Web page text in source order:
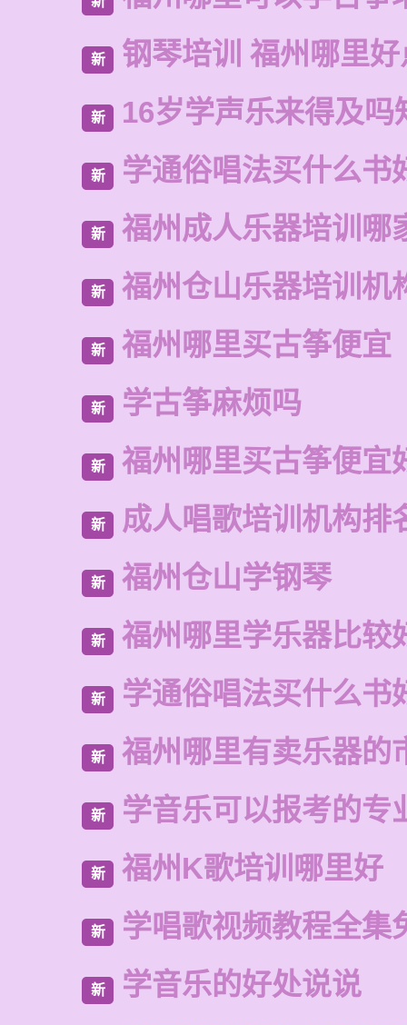
新 钢琴培训 福州哪里
新 16岁学声乐来得及吗
新 学通俗唱法买什么书
新 福州成人乐器培训哪
新 福州仓山乐器培训机
新 福州哪里买古筝便宜
新 学古筝麻烦吗
新 福州哪里买古筝便宜
新 成人唱歌培训机构排
新 福州仓山学钢琴
新 福州哪里学乐器比较
新 学通俗唱法买什么书
新 福州哪里有卖乐器的
新 学音乐可以报考的专
新 福州K歌培训哪里好
新 学唱歌视频教程全集
新 学音乐的好处说说